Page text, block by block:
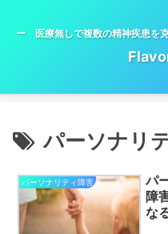
ー 医療無しで複数の精神疾患を
パーソナリ
パーソナリティ障害
パ
障
な